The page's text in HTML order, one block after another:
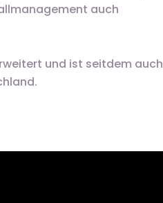
auch
und ist seitdem auch